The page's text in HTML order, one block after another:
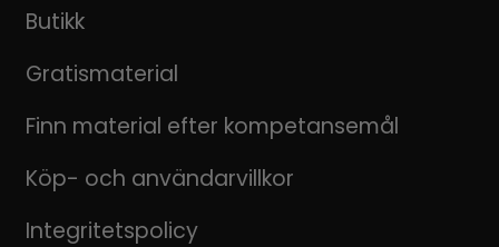
Butikk
Gratismaterial
Finn material efter kompetansemål
Köp- och användarvillkor
Integritetspolicy